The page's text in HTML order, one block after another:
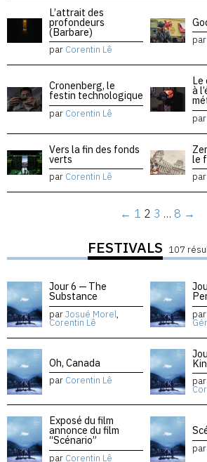
L’attrait des
profondeurs
(Barbare)
par Corentin Lê
par
Cronenberg, le
festin technologique
par Corentin Lê
Le
à
par
Vers la fin des fonds
verts
par Corentin Lê
le
par
← 1 2 3 … 8 →
FESTIVALS 107
Jour 6 — The
Substance
parJosué Morel,
Corentin Lê
par
Oh, Canada
par Corentin Lê par
Exposé du film
annonce du film
“Scénario”
par Corentin Lê
par